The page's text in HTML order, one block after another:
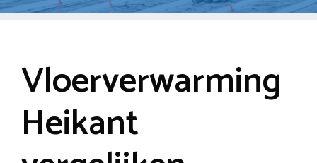
Vloerverwarming
Heikant